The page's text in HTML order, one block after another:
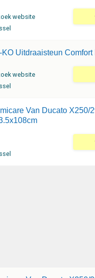
website
KO Uitdraaisteun Comfort
website
Van Ducato X250/